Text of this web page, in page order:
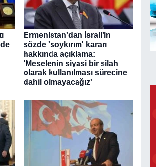
Ermenistan'dan İsrail'in
sözde 'soykırım' kararı
hakkında açıklama:
'Meselenin siyasi bir silah
olarak kullanılması sürecine
dahil olmayacağız'